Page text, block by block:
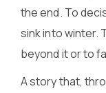
the end. To
sink into winter.
beyond it or to
A story that,